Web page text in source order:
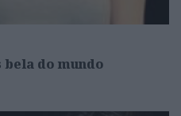
bela do mundo